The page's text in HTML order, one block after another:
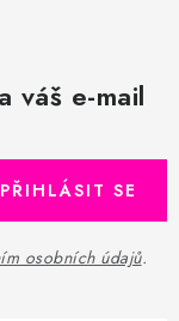
váš e-mail
osobních údajů.
PŘIHLÁSIT SE